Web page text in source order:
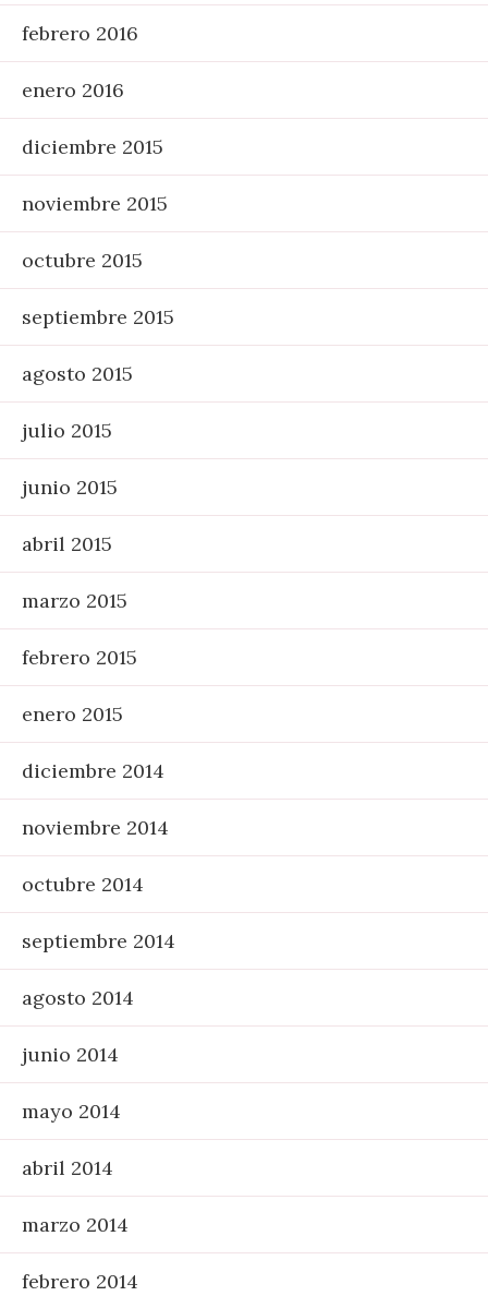
febrero 2016
enero 2016
diciembre 2015
noviembre 2015
octubre 2015
septiembre 2015
agosto 2015
julio 2015
junio 2015
abril 2015
marzo 2015
febrero 2015
enero 2015
diciembre 2014
noviembre 2014
octubre 2014
septiembre 2014
agosto 2014
junio 2014
mayo 2014
abril 2014
marzo 2014
febrero 2014